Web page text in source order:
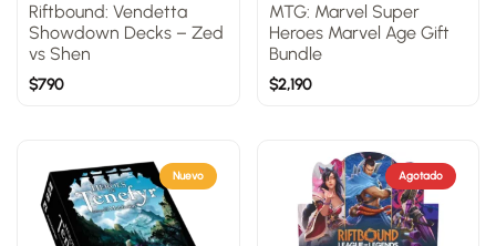
Riftbound: Vendetta
Showdown Decks – Zed
vs Shen
$790
MTG: Marvel Super
Heroes Marvel Age Gift
Bundle
$2,190
Nuevo Agotado